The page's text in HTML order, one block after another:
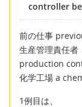
controller
前の仕事
生産管理責任者
production
化学工場 a
1例目は、